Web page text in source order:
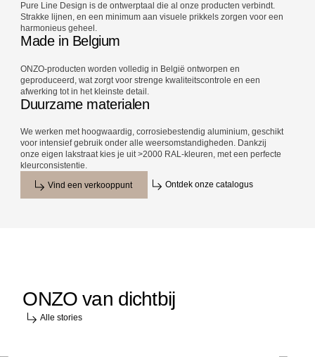
Pure Line Design is de ontwerptaal die al onze producten verbindt.
Strakke lijnen, en een minimum aan visuele prikkels zorgen voor een
harmonieus geheel.
Made in Belgium
ONZO-producten worden volledig in België ontworpen en
geproduceerd, wat zorgt voor strenge kwaliteitscontrole en een
afwerking tot in het kleinste detail.
Duurzame materialen
We werken met hoogwaardig, corrosiebestendig aluminium, geschikt
voor intensief gebruik onder alle weersomstandigheden. Dankzij
onze eigen lakstraat kies je uit >2000 RAL-kleuren, met een perfecte
kleurconsistentie.
Vind een verkooppunt Ontdek onze catalogus
ONZO van dichtbij
Alle stories